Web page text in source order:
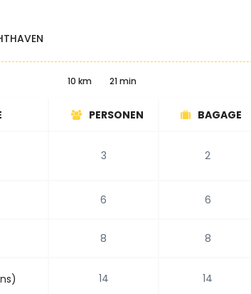
10 km 21 min
PERSONEN BAGAGE
3 2
6 6
8 8
14 14